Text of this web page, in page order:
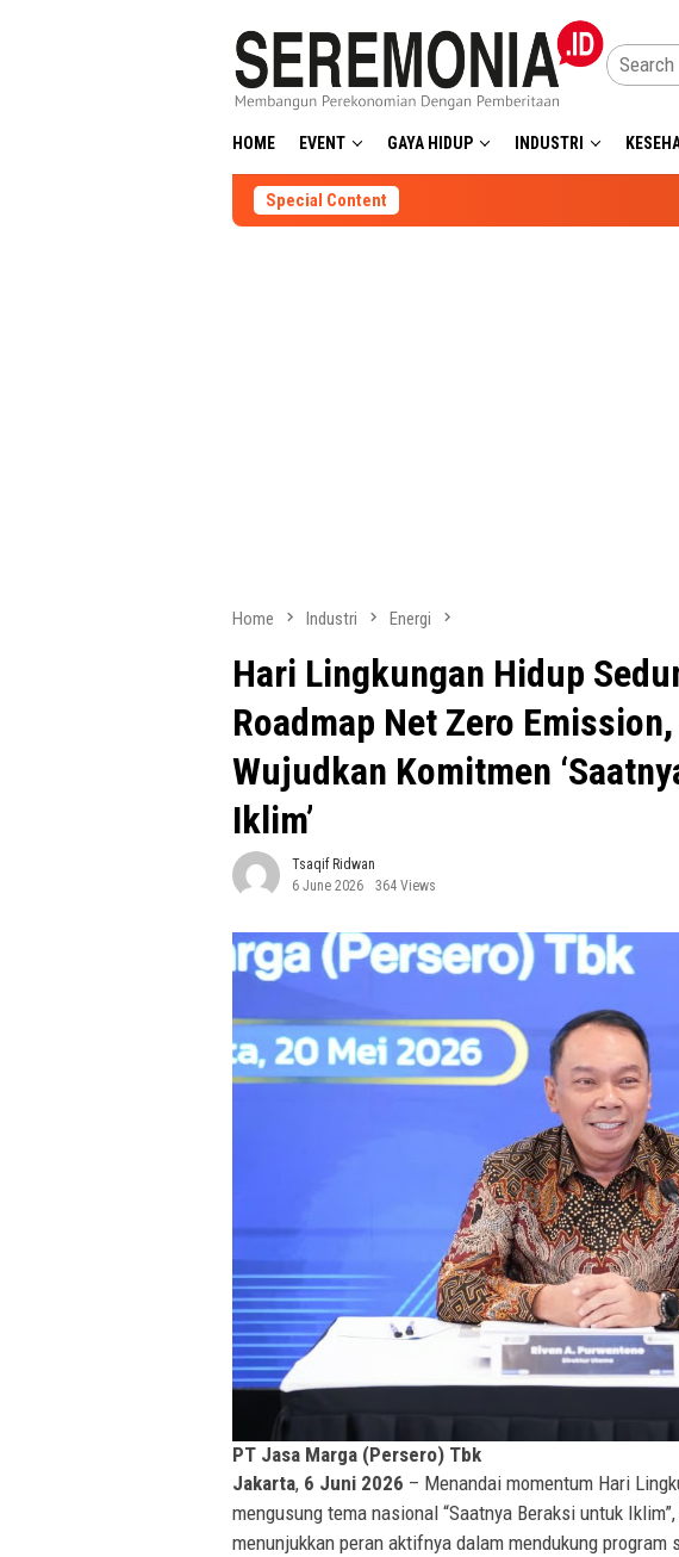
HOME EVENT GAYA HIDUP INDUSTRI
Special Content
Home Industri Energi
Hari Lingkungan Hidup
Roadmap Net Zero
Wujudkan Komitmen
Iklim’
Tsaqif Ridwan
6 June 2026
364 Views
PT Jasa Marga (Persero) Tbk
Jakarta, 6 Juni 2026 – Menandai momentum Hari
mengusung tema nasional “Saatnya Beraksi untuk
menunjukkan peran aktifnya dalam mendukung